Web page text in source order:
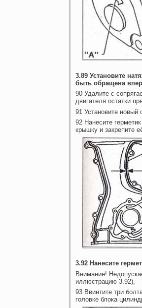
3.89 Установите
быть обращена
90 Удалите с
двигателя остатки
91 Установите новый
92 Нанесите
крышку и закрепите
3.92 Нанесите
Внимание!
иллюстрацию 3.92),
93 Ввинтите три
головке блока